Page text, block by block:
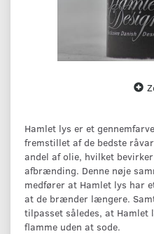
Hamlet lys er et
fremstillet af de bedste
andel af olie, hvilket
afbrænding. Denne nøje
medfører at Hamlet lys har
at de brænder længere.
tilpasset således, at Hamlet
flamme uden at sode.